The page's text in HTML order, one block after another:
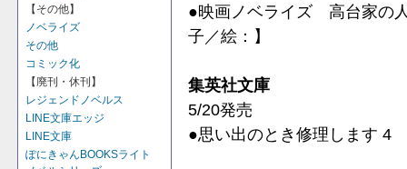
【その他】
ノベライズ
その他
コミック化
【廃刊・休刊】
レジェンドノベルス
LINE文庫エッジ
LINE文庫
ぽにきゃんBOOKSライト
●映画ノベライズ 高台家の
子／絵：】
集英社文庫
5/20発売
●思い出のとき修理します 4